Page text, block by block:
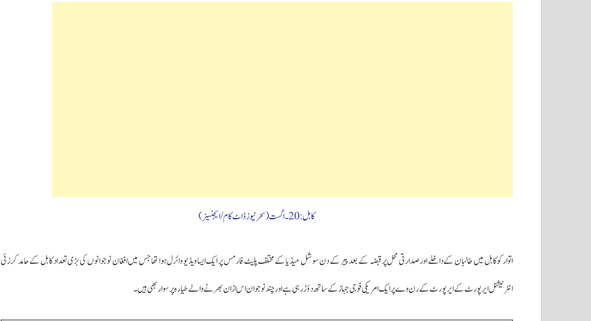
کابل:20۔اگست(سحرنیوزڈاٹ کام/ایجنسیز)
اتوار کو کابل میں طالبان کے داخلے اورصدارتی محل پر قبضہ کے بعد پیر کے دن سوشل میڈیا کے مختلف پلیٹ فارمس پر ایک ایسا ویڈیو وائرل ہوا تھا جس میں افغان نوجوانوں کی بڑی تعداد کابل کے حامد کرزئی
انٹرنیشنل ایرپورٹ کے ایرپورٹ کے رن وے پر ایک امریکی فوجی جہاز کے ساتھ دؤڑ رہی ہے اور چند نوجوان اس اڑان بھرنے والے طیارہ پر سوار بھی ہیں۔